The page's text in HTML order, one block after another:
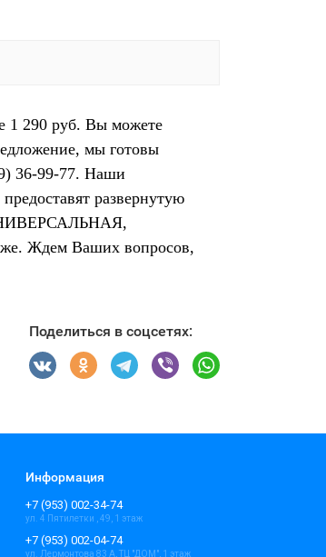
1 290 руб. Вы можете
мы готовы
36-99-77. Наши
развернутую
УНИВЕРСАЛЬНАЯ,
Ждем Ваших вопросов,
Поделиться в соцсетях:
Информация
+7 (953) 002-34-74
ул. 4 Пятилетки , 49, 1 этаж
+7 (953) 002-04-74
ул. Лермонтова 83 А, ТЦ "ДОМ", 1 этаж